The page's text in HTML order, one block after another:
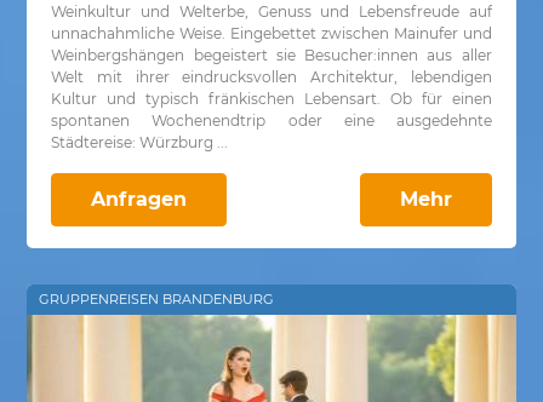
Weinkultur und Welterbe, Genuss und Lebensfreude auf
unnachahmliche Weise. Eingebettet zwischen Mainufer und
Weinbergshängen begeistert sie Besucher:innen aus aller
Welt mit ihrer eindrucksvollen Architektur, lebendigen
Kultur und typisch fränkischen Lebensart. Ob für einen
spontanen Wochenendtrip oder eine ausgedehnte
Städtereise: Würzburg ...
Anfragen Mehr
GRUPPENREISEN BRANDENBURG